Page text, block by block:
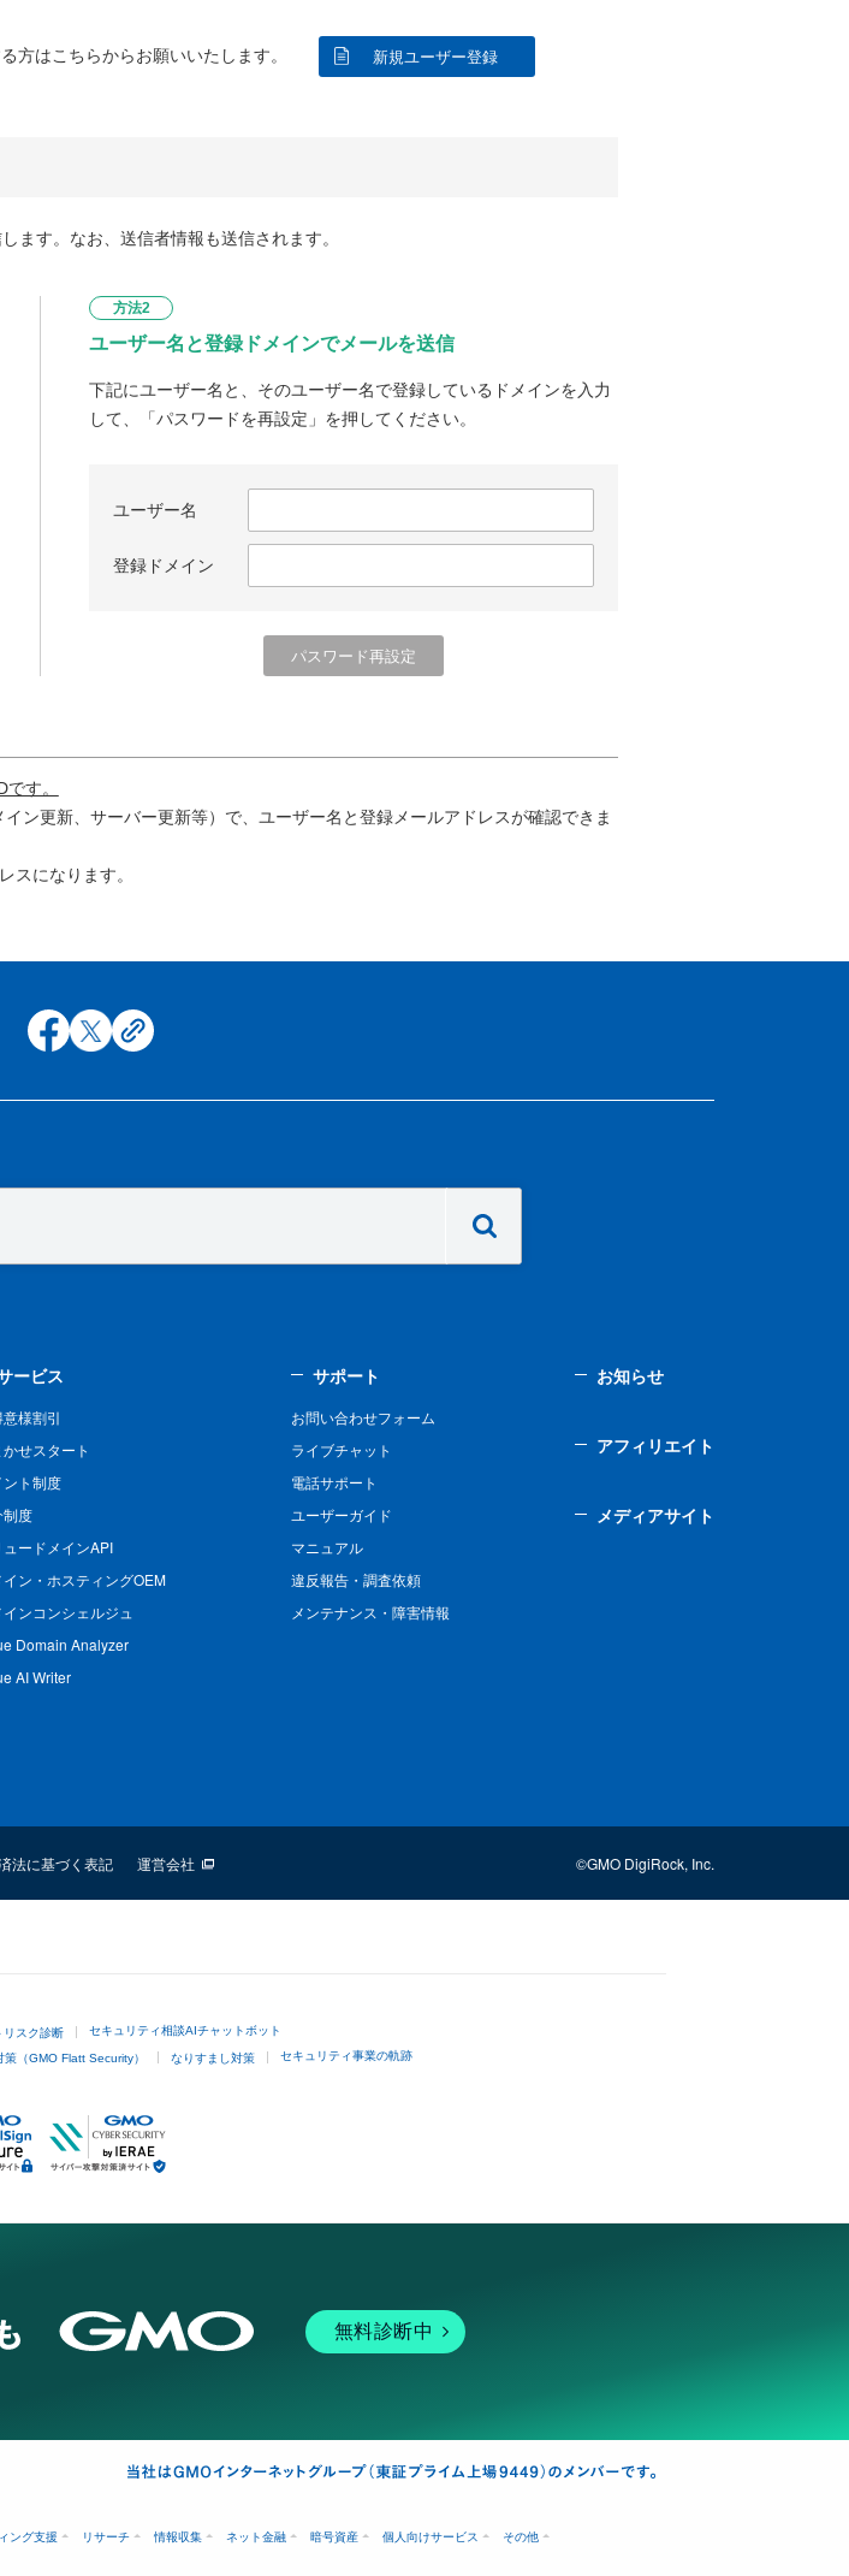
方はこちらからお願いいたします。 新規ユーザー登録
ます。なお、送信者情報も送信されます。
方法2
ユーザー名と登録ドメインでメールを送信
下記にユーザー名と、そのユーザー名で登録しているドメインを入力
して、「パスワードを再設定」を押してください。
ユーザー名
登録ドメイン
す。
ン更新、サーバー更新等）で、ユーザー名と登録メールアドレスが確認できま
スになります。
facebook
x copy
ービス
意様割引
かせスタート
ント制度
度
ードメインAPI
イン・ホスティングOEM
インコンシェルジュ
Domain Analyzer
AI Writer
サポート
お問い合わせフォーム
ライブチャット
電話サポート
ユーザーガイド
マニュアル
違反報告・調査依頼
メンテナンス・障害情報
お知らせ
アフィリエイト
メディアサイト
法に基づく表記 運営会社 ©GMO DigiRock, Inc.
リスク診断 セキュリティ相談AIチャットボット
（GMO Flatt Security） なりすまし対策 セキュリティ事業の軌跡
無料診断中
ング支援 リサーチ 情報収集 ネット金融 暗号資産 個人向けサービス その他